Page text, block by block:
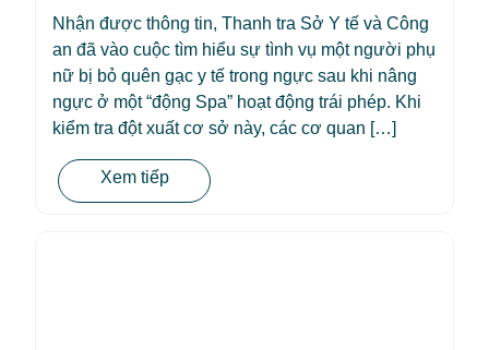
Nhận được thông tin, Thanh tra Sở Y tế và Công
an đã vào cuộc tìm hiểu sự tình vụ một người phụ
nữ bị bỏ quên gạc y tế trong ngực sau khi nâng
ngực ở một “động Spa” hoạt động trái phép. Khi
kiểm tra đột xuất cơ sở này, các cơ quan […]
Xem tiếp